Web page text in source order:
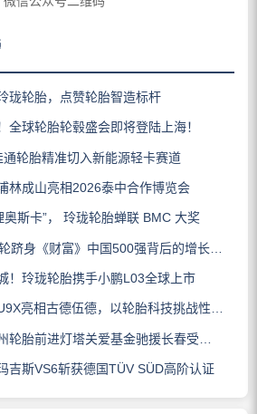
珑轮胎，点赞轮胎智造标杆
全球轮胎轮毂盛会即将登陆上海！
轮胎精准切入新能源轻卡赛道
林成山亮相2026泰中合作博览会
奥斯卡”， 玲珑轮胎蝉联 BMC 大奖
身《财富》中国500强背后的增长逻辑
！玲珑轮胎携手小鹏L03全球上市
亮相古德伍德，以轮胎科技挑战性能边界
胎前进灯塔关爱基金驰援长春受灾门店
吉斯VS6斩获德国TÜV SÜD高阶认证